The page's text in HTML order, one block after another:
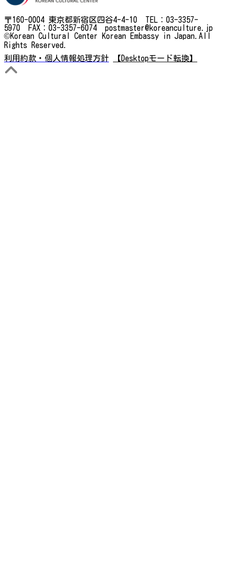
〒160-0004 東京都新宿区四谷4-4-10 TEL：03-3357-
5970 FAX：03-3357-6074 postmaster@koreanculture.jp
©Korean Cultural Center Korean Embassy in Japan.All
Rights Reserved.
利用約款・個人情報処理方針
【Desktopモード転換】